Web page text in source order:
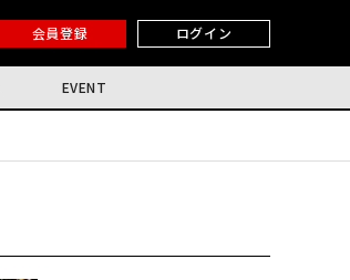
会員登録 ログイン
EVENT